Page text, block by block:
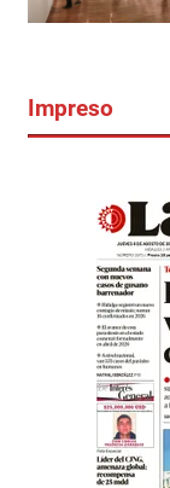
Impreso